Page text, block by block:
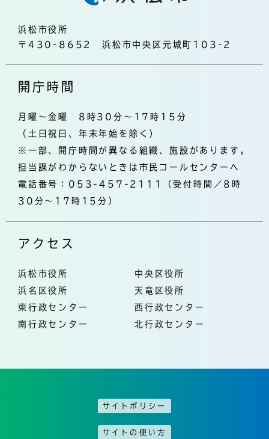
浜松市役所
〒430-8652 浜松市中央区元城町103-2
開庁時間
月曜～金曜 8時30分～17時15分
（土日祝日、年末年始を除く）
※一部、開庁時間が異なる組織、施設があります。
担当課がわからないときは市民コールセンターへ
電話番号：053-457-2111（受付時間／8時
30分～17時15分）
アクセス
浜松市役所
中央区役所
浜名区役所
天竜区役所
東行政センター
西行政センター
南行政センター
北行政センター
サイトポリシー
サイトの使い方